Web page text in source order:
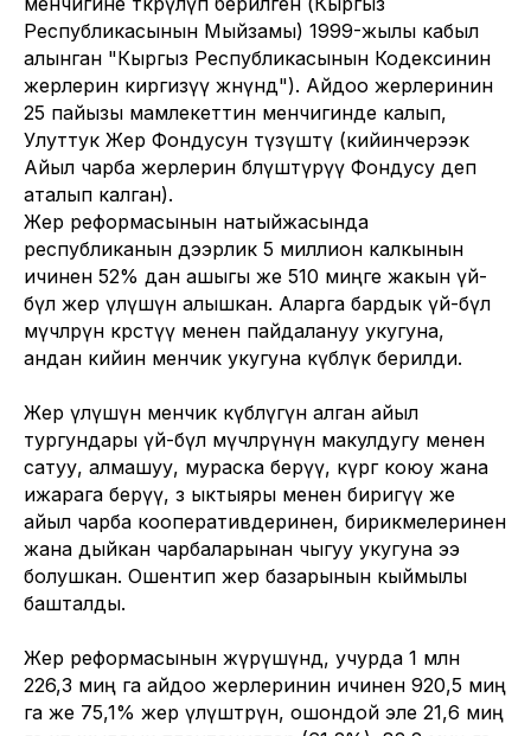
Республикасынын Мыйзамы) 1999-жылы кабыл
алынган "Кыргыз Республикасынын Кодексинин
жерлерин киргизүү жөнүндө"). Айдоо жерлеринин
25 пайызы мамлекеттин менчигинде калып,
Улуттук Жер Фондусун түзүштү (кийинчерээк
Айыл чарба жерлерин бөлүштүрүү Фондусу деп
аталып калган).
Жер реформасынын натыйжасында
республиканын дээрлик 5 миллион калкынын
ичинен 52% дан ашыгы же 510 миңге жакын үй-
бүлө жер үлүшүн алышкан. Аларга бардык үй-бүлө
мүчөлөрүн көрсөтүү менен пайдалануу укугуна,
андан кийин менчик укугуна күбөлүк берилди.
Жер үлүшүнө менчик күбөлүгүн алган айыл
тургундары үй-бүлө мүчөлөрүнүн макулдугу менен
сатуу, алмашуу, мураска берүү, күрөөгө коюу жана
ижарага берүү, өз ыктыяры менен биригүү же
айыл чарба кооперативдеринен, бирикмелеринен
жана дыйкан чарбаларынан чыгуу укугуна ээ
болушкан. Ошентип жер базарынын кыймылы
башталды.
Жер реформасынын жүрүшүндө, учурда 1 млн
226,3 миң га айдоо жерлеринин ичинен 920,5 миң
га же 75,1% жер үлүштөрүнө, ошондой эле 21,6 миң